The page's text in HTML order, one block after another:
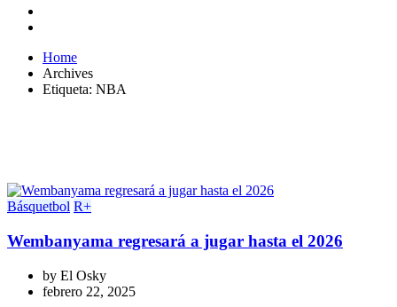
Home
Archives
Etiqueta: NBA
Básquetbol R+
Wembanyama regresará a jugar hasta el 2026
by El Osky
febrero 22, 2025